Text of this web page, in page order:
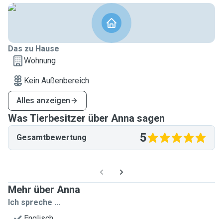
Das zu Hause
Wohnung
Kein Außenbereich
Alles anzeigen
Was Tierbesitzer über Anna sagen
Gesamtbewertung 5
Mehr über Anna
Ich spreche ...